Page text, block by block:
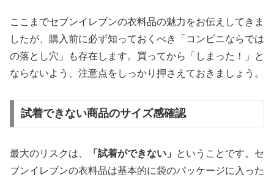
ここまでセブンイレブンの衣料品の魅力をお伝えしてきま
したが、購入前に必ず知っておくべき「コンビニならでは
の落とし穴」も存在します。買ってから「しまった！」と
ならないよう、注意点をしっかり押さえておきましょう。
試着できない商品のサイズ感確認
最大のリスクは、 「試着ができない」
ということです。セ
ブンイレブンの衣料品は基本的に袋のパッケージに入った